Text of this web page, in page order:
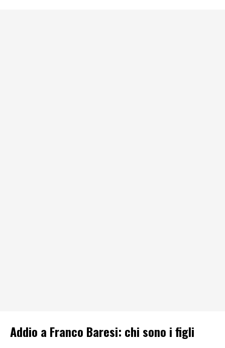
Addio a Franco Baresi: chi sono i figli